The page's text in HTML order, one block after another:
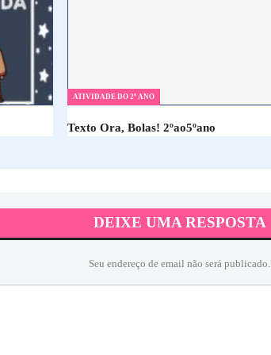
ATIVIDADE DO 2º ANO
Texto Ora, Bolas! 2ºao5ºano
DEIXE UMA RESPOSTA
Seu endereço de email não será publicado.